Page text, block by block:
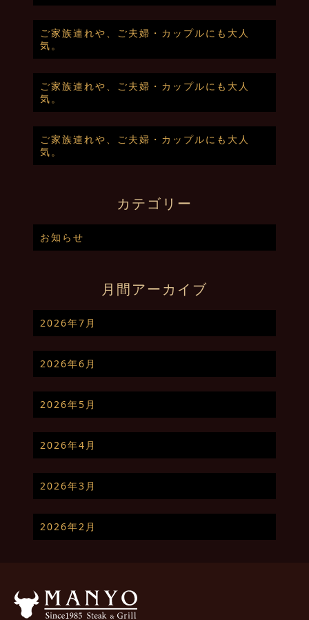
ご家族連れや、ご夫婦・カップルにも大人
気。
ご家族連れや、ご夫婦・カップルにも大人
気。
ご家族連れや、ご夫婦・カップルにも大人
気。
カテゴリー
お知らせ
月間アーカイブ
2026年7月
2026年6月
2026年5月
2026年4月
2026年3月
2026年2月